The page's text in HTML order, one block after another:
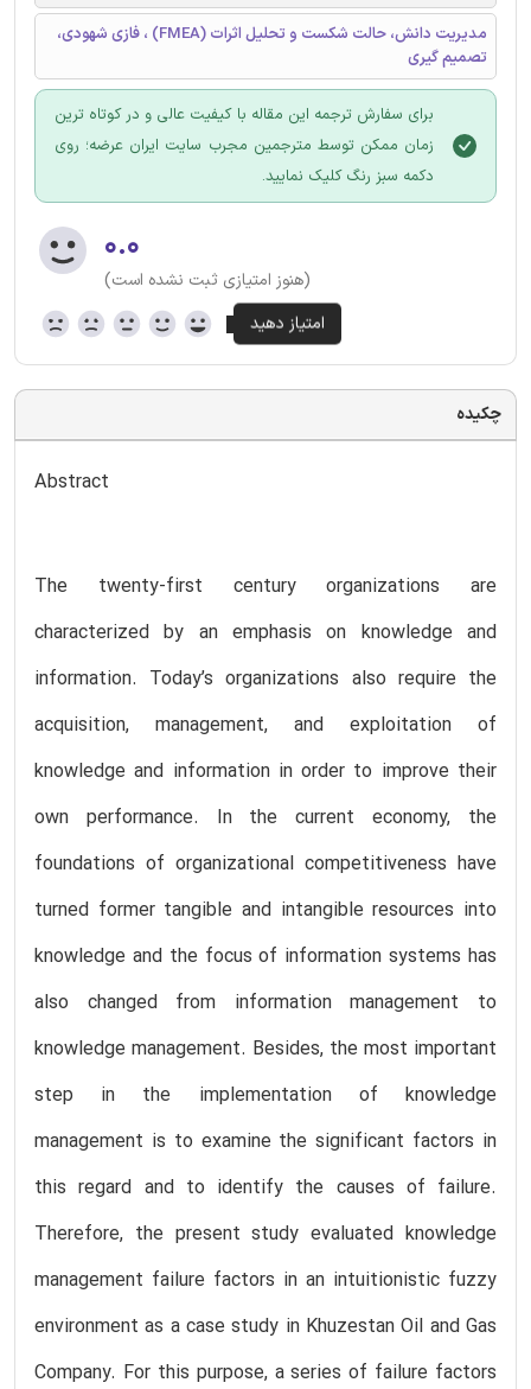
مدیریت دانش، حالت شکست و تحلیل اثرات (FMEA) ، فازی شهودی،
تصمیم گیری
برای سفارش ترجمه این مقاله با کیفیت عالی و در کوتاه ترین
زمان ممکن توسط مترجمین مجرب سایت ایران عرضه؛ روی
دکمه سبز رنگ کلیک نمایید.
۰.۰
(هنوز امتیازی ثبت نشده است)
چکیده
Abstract
The twenty-first century organizations are
characterized by an emphasis on knowledge and
information. Today’s organizations also require the
acquisition, management, and exploitation of
knowledge and information in order to improve their
own performance. In the current economy, the
foundations of organizational competitiveness have
turned former tangible and intangible resources into
knowledge and the focus of information systems has
also changed from information management to
knowledge management. Besides, the most important
step in the implementation of knowledge
management is to examine the significant factors in
this regard and to identify the causes of failure.
Therefore, the present study evaluated knowledge
management failure factors in an intuitionistic fuzzy
environment as a case study in Khuzestan Oil and Gas
Company. For this purpose, a series of failure factors